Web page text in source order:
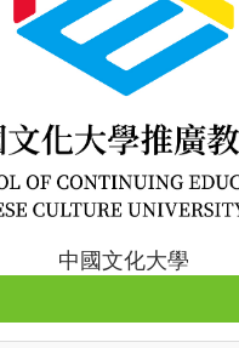
中國文化大學